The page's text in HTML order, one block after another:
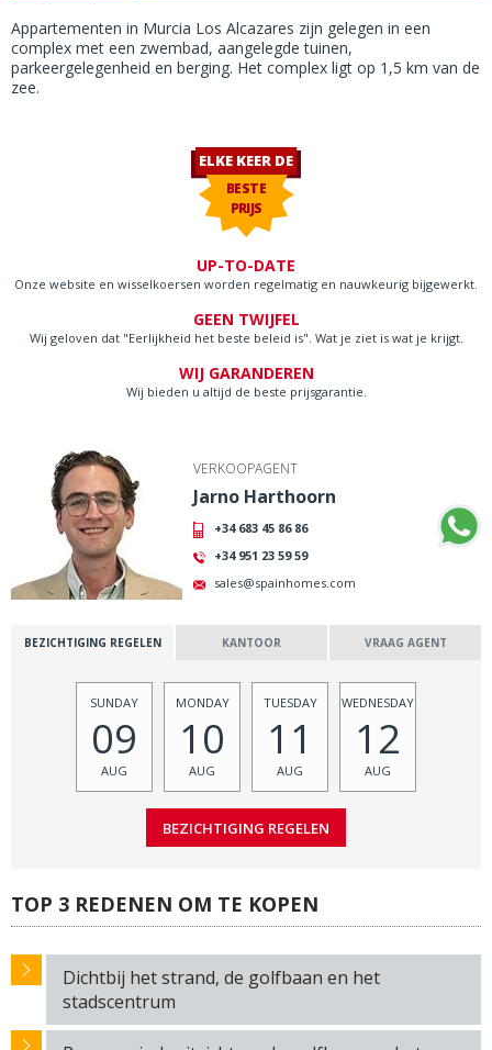
Appartementen in Murcia Los Alcazares zijn gelegen in een
complex met een zwembad, aangelegde tuinen,
parkeergelegenheid en berging. Het complex ligt op 1,5 km van de
zee.
ELKE KEER DE
BESTE
PRIJS
UP-TO-DATE
Onze website en wisselkoersen worden regelmatig en nauwkeurig bijgewerkt.
GEEN TWIJFEL
Wij geloven dat "Eerlijkheid het beste beleid is". Wat je ziet is wat je krijgt.
WIJ GARANDEREN
Wij bieden u altijd de beste prijsgarantie.
VERKOOPAGENT
Jarno Harthoorn
+34 683 45 86 86
+34 951 23 59 59
sales@spainhomes.com
BEZICHTIGING REGELEN KANTOOR VRAAG AGENT
SUNDAY
09
AUG
MONDAY
10
AUG
TUESDAY
11
AUG
WEDNESDAY
12
AUG
TOP 3 REDENEN OM TE KOPEN
Dichtbij het strand, de golfbaan en het
stadscentrum